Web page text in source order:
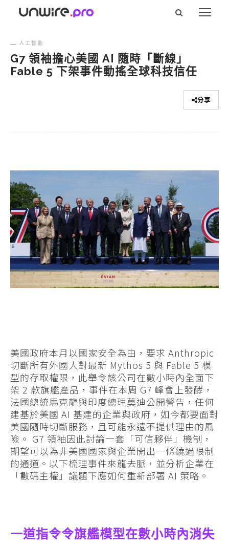
人工智能
G7 領袖擔心美國 AI 隨時「斷線」
Fable 5 下架事件動搖全球科技信任
分享
美國政府本月以國家安全為由，要求 Anthropic
切斷所有外國人對最新 Mythos 5 與 Fable 5 模
型的存取權限，此舉令該公司在數小時內全面下
架 2 款旗艦產品，事件在本周 G7 峰會上發酵，
法國總統馬克龍與印度總理莫迪公開警告，任何
建基於美國 AI 基建的企業與政府，如今都要面對
美國隨時切斷服務，且可能永遠不提供理由的風
險。 G7 領袖因此討論一套「可信夥伴」機制，
期望可以為非美國國家與企業開出一條繞過限制
的通道。以下梳理事件來龍去脈，並分析企業在
「數碼主權」議題下應如何重新部署 AI 策略。
一道指令令旗艦模型在數小時內消失